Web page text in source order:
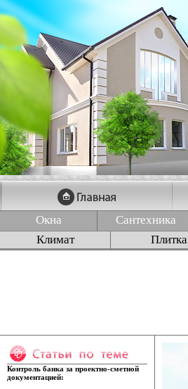
Окна Сантехника
Климат
Плитка
Контроль банка за проектно-сметной
документацией: